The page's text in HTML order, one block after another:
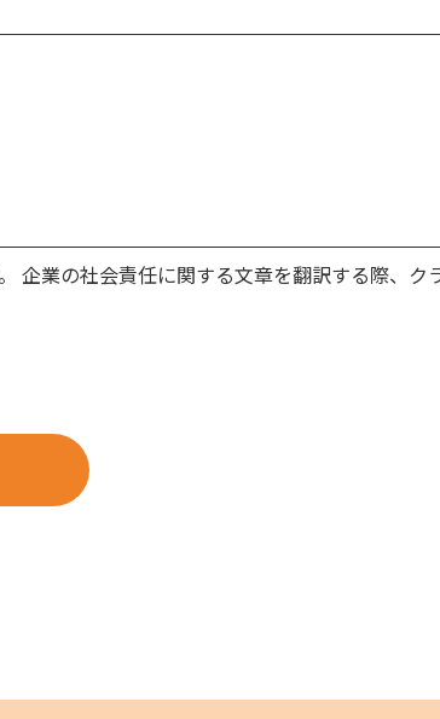
企業の社会責任に関する文章を翻訳する際、ク